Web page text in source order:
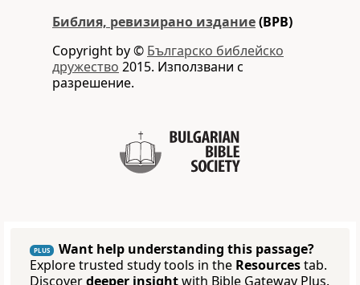
Библия, ревизирано издание(BPB)
Copyright by © Българско библейско
дружество 2015. Използвани с
разрешение.
PLUS
Want help understanding this passage?
Explore trusted study tools in the Resourcestab.
Discoverdeeper insightwith Bible Gateway Plus.